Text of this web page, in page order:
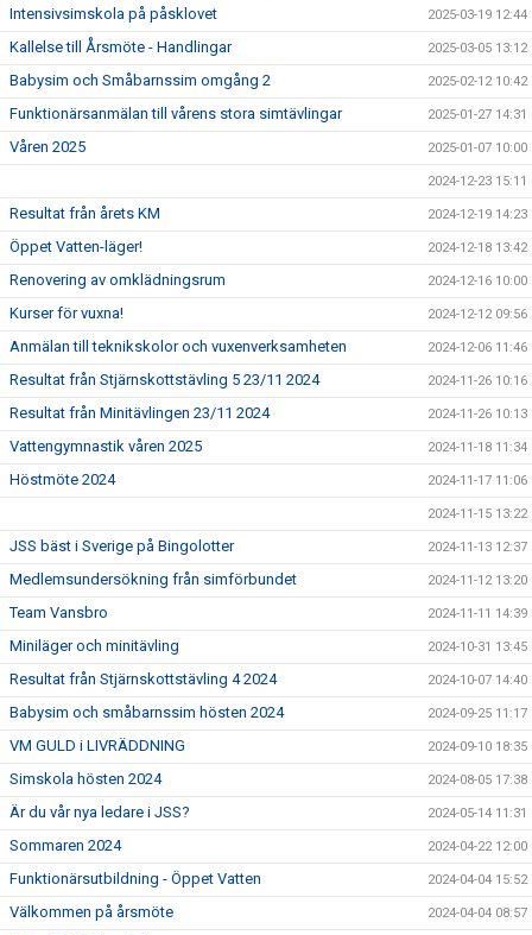
Intensivsimskola på påsklovet 2025-03-19 12:44
Kallelse till Årsmöte - Handlingar 2025-03-05 13:12
Babysim och Småbarnssim omgång 2 2025-02-12 10:42
Funktionärsanmälan till vårens stora simtävlingar 2025-01-27 14:31
Våren 2025 2025-01-07 10:00
2024-12-23 15:11
Resultat från årets KM 2024-12-19 14:23
Öppet Vatten-läger! 2024-12-18 13:42
Renovering av omklädningsrum 2024-12-16 10:00
Kurser för vuxna! 2024-12-12 09:56
Anmälan till teknikskolor och vuxenverksamheten 2024-12-06 11:46
Resultat från Stjärnskottstävling 5 23/11 2024 2024-11-26 10:16
Resultat från Minitävlingen 23/11 2024 2024-11-26 10:13
Vattengymnastik våren 2025 2024-11-18 11:34
Höstmöte 2024 2024-11-17 11:06
2024-11-15 13:22
JSS bäst i Sverige på Bingolotter 2024-11-13 12:37
Medlemsundersökning från simförbundet 2024-11-12 13:20
Team Vansbro 2024-11-11 14:39
Miniläger och minitävling 2024-10-31 13:45
Resultat från Stjärnskottstävling 4 2024 2024-10-07 14:40
Babysim och småbarnssim hösten 2024 2024-09-25 11:17
VM GULD i LIVRÄDDNING 2024-09-10 18:35
Simskola hösten 2024 2024-08-05 17:38
Är du vår nya ledare i JSS? 2024-05-14 11:31
Sommaren 2024 2024-04-22 12:00
Funktionärsutbildning - Öppet Vatten 2024-04-04 15:52
Välkommen på årsmöte 2024-04-04 08:57